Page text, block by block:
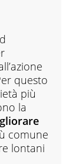
questo
più
la
comune
lontani